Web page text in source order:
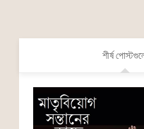
শীর্ষ